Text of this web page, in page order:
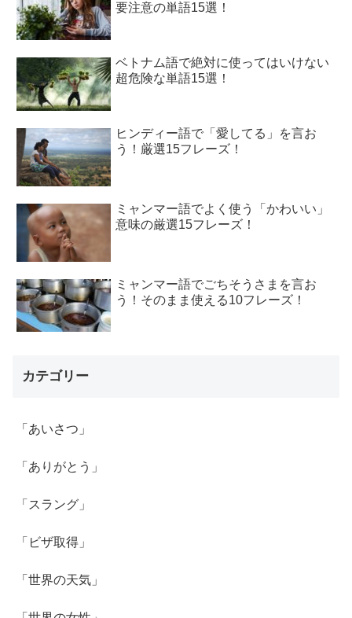
要注意の単語15選！
ベトナム語で絶対に使ってはいけない
超危険な単語15選！
ヒンディー語で「愛してる」を言お
う！厳選15フレーズ！
ミャンマー語でよく使う「かわいい」
意味の厳選15フレーズ！
ミャンマー語でごちそうさまを言お
う！そのまま使える10フレーズ！
カテゴリー
「あいさつ」
「ありがとう」
「スラング」
「ビザ取得」
「世界の天気」